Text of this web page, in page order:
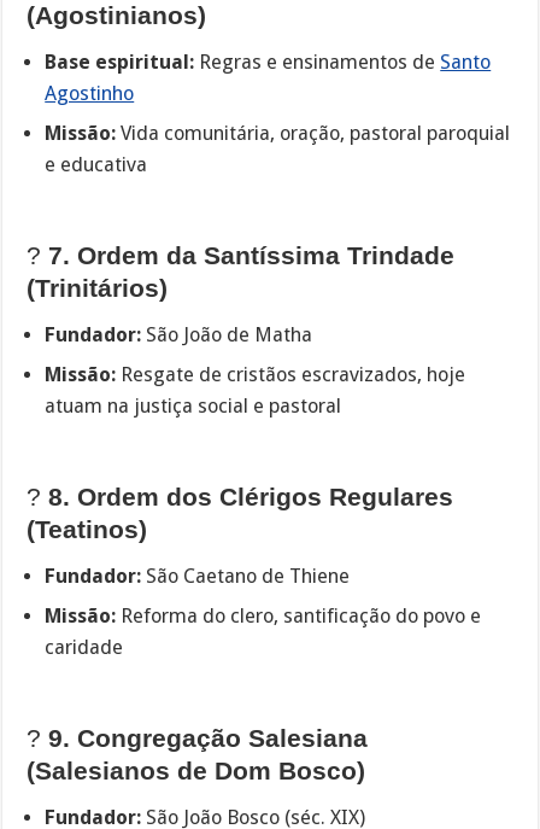
(Agostinianos)
Base espiritual: Regras e ensinamentos de Santo
Agostinho
Missão: Vida comunitária, oração, pastoral paroquial
e educativa
? 7. Ordem da Santíssima Trindade
(Trinitários)
Fundador: São João de Matha
Missão: Resgate de cristãos escravizados, hoje
atuam na justiça social e pastoral
?8. Ordem dos Clérigos Regulares
(Teatinos)
Fundador: São Caetano de Thiene
Missão: Reforma do clero, santificação do povo e
caridade
?9. Congregação Salesiana
(Salesianos de Dom Bosco)
Fundador: São João Bosco (séc. XIX)